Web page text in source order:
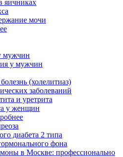
яичниках
мочи
мужчин
у мужчин
(холелитиаз)
заболеваний
и уретрита
у женщин
диабета 2 типа
фона
в Москве: профессионально